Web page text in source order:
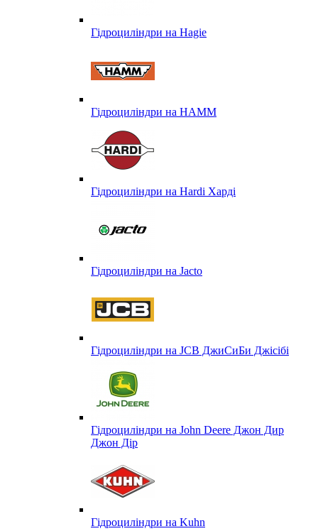
Гідроциліндри на Hagie
Гідроциліндри на HAMM
Гідроциліндри на Hardi Харді
Гідроциліндри на Jacto
Гідроциліндри на JCB ДжиСиБи Джісібі
Гідроциліндри на John Deere Джон Дир
Джон Дір
Гідроциліндри на Kuhn